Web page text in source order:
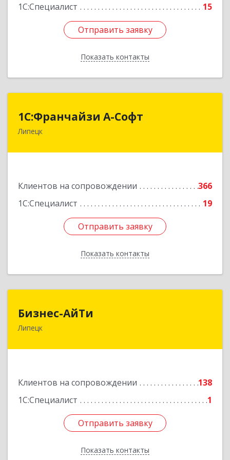
1С:Специалист
15
Отправить заявку
Показать контакты
Отправить заявку
Назад
1С:Франчайзи А-Софт
Липецк
Клиентов на сопровождении
366
1С:Специалист
19
Отправить заявку
Показать контакты
1С:Франчайзи А-Софт
398059, Липецкая обл, Липецк г, Фрунзе ул,
Отправить заявку
Назад
Бизнес-АйТи
Липецк
Клиентов на сопровождении
138
1С:Специалист
1
Отправить заявку
Показать контакты
398008, Липецкая обл, Липецк г, 50 лет НЛМК
Отправить заявку
Назад